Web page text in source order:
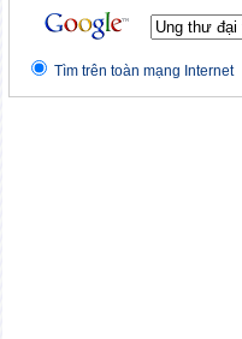
Tìm trên toàn mạng Internet